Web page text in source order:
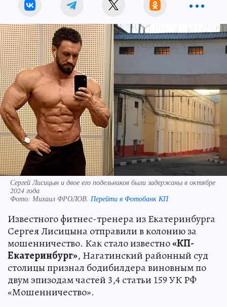
Сергей Лисицын и двое его подельников были задержаны в октябре
2024 года
Фото: Михаил ФРОЛОВ. Перейти в Фотобанк КП
Известного фитнес-тренера из Екатеринбурга
Сергея Лисицына отправили в колонию за
мошенничество. Как стало известно«КП-
Екатеринбург», Нагатинский районный суд
столицы признал бодибилдера виновным по
двум эпизодам частей 3,4 статьи 159 УК РФ
«Мошенничество».